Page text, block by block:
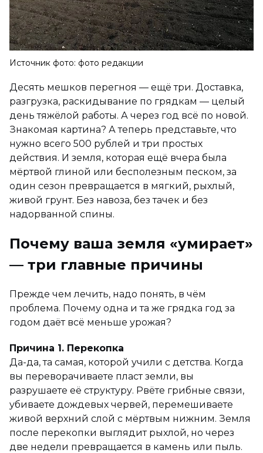
Источник фото: фото редакции
Десять мешков перегноя — ещё три. Доставка,
разгрузка, раскидывание по грядкам — целый
день тяжёлой работы. А через год всё по новой.
Знакомая картина? А теперь представьте, что
нужно всего 500 рублей и три простых
действия. И земля, которая ещё вчера была
мёртвой глиной или бесполезным песком, за
один сезон превращается в мягкий, рыхлый,
живой грунт. Без навоза, без тачек и без
надорванной спины.
Почему ваша земля «умирает»
— три главные причины
Прежде чем лечить, надо понять, в чём
проблема. Почему одна и та же грядка год за
годом даёт всё меньше урожая?
Причина 1. Перекопка
Да-да, та самая, которой учили с детства. Когда
вы переворачиваете пласт земли, вы
разрушаете её структуру. Рвёте грибные связи,
убиваете дождевых червей, перемешиваете
живой верхний слой с мёртвым нижним. Земля
после перекопки выглядит рыхлой, но через
две недели превращается в камень или пыль.